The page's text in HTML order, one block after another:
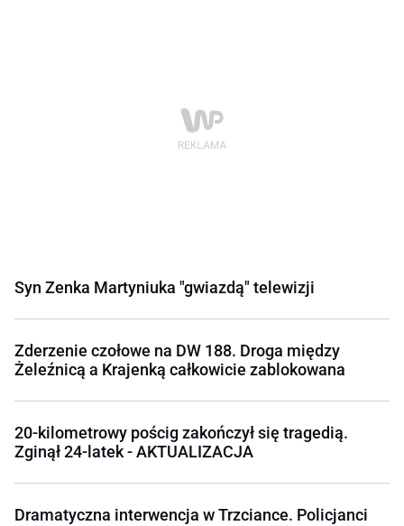
Syn Zenka Martyniuka "gwiazdą" telewizji
Zderzenie czołowe na DW 188. Droga między
Żeleźnicą a Krajenką całkowicie zablokowana
20-kilometrowy pościg zakończył się tragedią.
Zginął 24-latek - AKTUALIZACJA
Dramatyczna interwencja w Trzciance. Policjanci